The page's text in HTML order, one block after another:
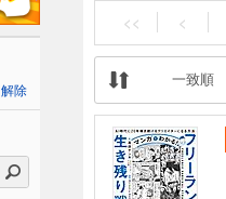
<< <
一致順
除